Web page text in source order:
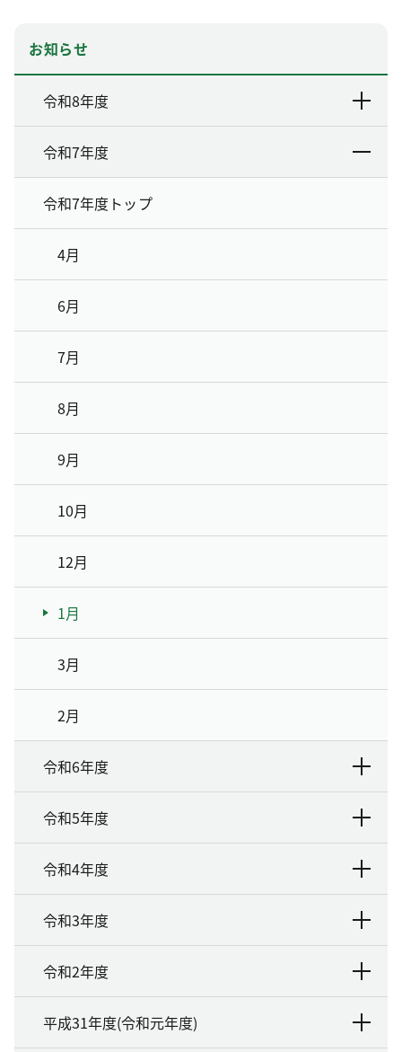
お知らせ
令和8年度
令和7年度
令和7年度トップ
4月
6月
7月
8月
9月
10月
12月
1月
3月
2月
令和6年度
令和5年度
令和4年度
令和3年度
令和2年度
平成31年度(令和元年度)